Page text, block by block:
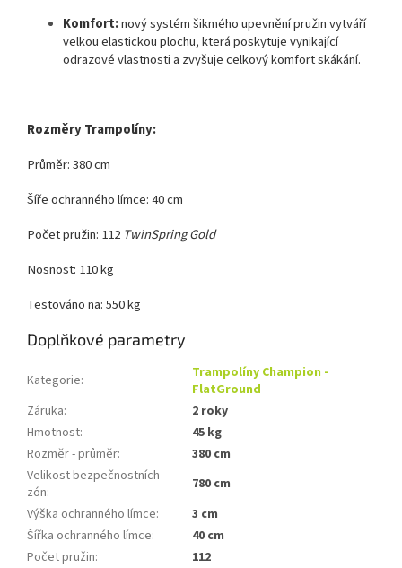
Komfort:nový systém šikmého upevnění pružin vytváří
velkou elastickou plochu, která poskytuje vynikající
odrazové vlastnosti a zvyšuje celkový komfort skákání.
Rozměry Trampolíny:
Průměr: 380 cm
Šíře ochranného límce: 40 cm
Počet pružin: 112 TwinSpring Gold
Nosnost: 110 kg
Testováno na: 550 kg
Doplňkové parametry
Kategorie:
Trampolíny Champion -
FlatGround
Záruka:
2 roky
Hmotnost:
45 kg
Rozměr - průměr:
380 cm
Velikost bezpečnostních
zón:
780 cm
Výška ochranného límce:
3 cm
Šířka ochranného límce:
40 cm
Počet pružin:
112